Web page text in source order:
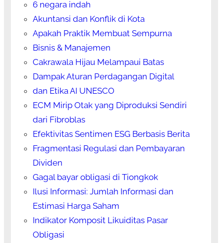
6 negara indah
Akuntansi dan Konflik di Kota
Apakah Praktik Membuat Sempurna
Bisnis & Manajemen
Cakrawala Hijau Melampaui Batas
Dampak Aturan Perdagangan Digital
dan Etika AI UNESCO
ECM Mirip Otak yang Diproduksi Sendiri
dari Fibroblas
Efektivitas Sentimen ESG Berbasis Berita
Fragmentasi Regulasi dan Pembayaran
Dividen
Gagal bayar obligasi di Tiongkok
Ilusi Informasi: Jumlah Informasi dan
Estimasi Harga Saham
Indikator Komposit Likuiditas Pasar
Obligasi